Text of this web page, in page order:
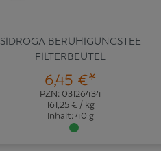
SIDROGA BERUHIGUNGSTEE
FILTERBEUTEL
6,45 €*
PZN: 03126434
161,25 € / kg
Inhalt: 40 g